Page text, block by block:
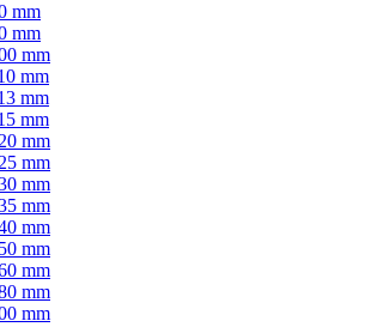
mm
mm
mm
mm
mm
mm
mm
mm
mm
mm
mm
mm
mm
mm
mm